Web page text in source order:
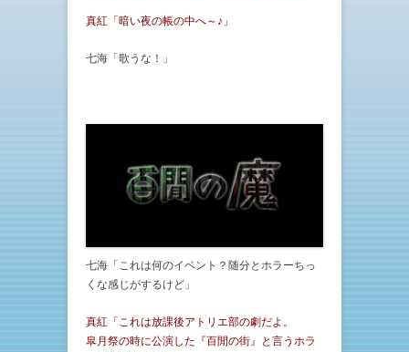
真紅「暗い夜の帳の中へ～♪」
七海「歌うな！」
七海「これは何のイベント？随分とホラーちっ
くな感じがするけど」
真紅「これは放課後アトリエ部の劇だよ。
皐月祭の時に公演した『百閒の街』と言うホラ